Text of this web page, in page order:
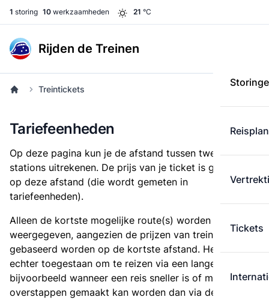
1 storing 10 werkzaamheden 21 °C
Rijden de Treinen
Tickets
Treintickets
Tariefeenheden
Op deze pagina kun je de afstand tussen twee
stations uitrekenen. De prijs van je ticket is gebaseerd
op deze afstand (die wordt gemeten in
tariefeenheden).
Alleen de kortste mogelijke route(s) worden
weergegeven, aangezien de prijzen van treintickets
gebaseerd worden op de kortste afstand. Het is
echter toegestaan om te reizen via een langere route,
bijvoorbeeld wanneer een reis sneller is of met minder
overstappen gemaakt kan worden dan via de kortste